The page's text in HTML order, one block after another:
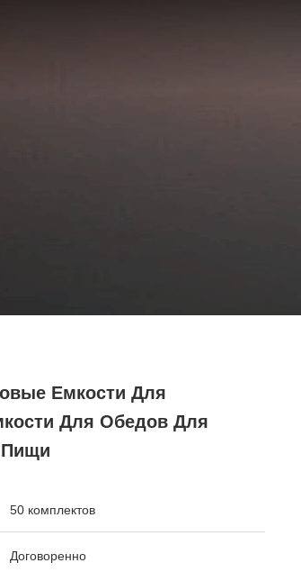
Емкости Для
Для Обедов Для
Пищи
50 комплектов
Договоренно